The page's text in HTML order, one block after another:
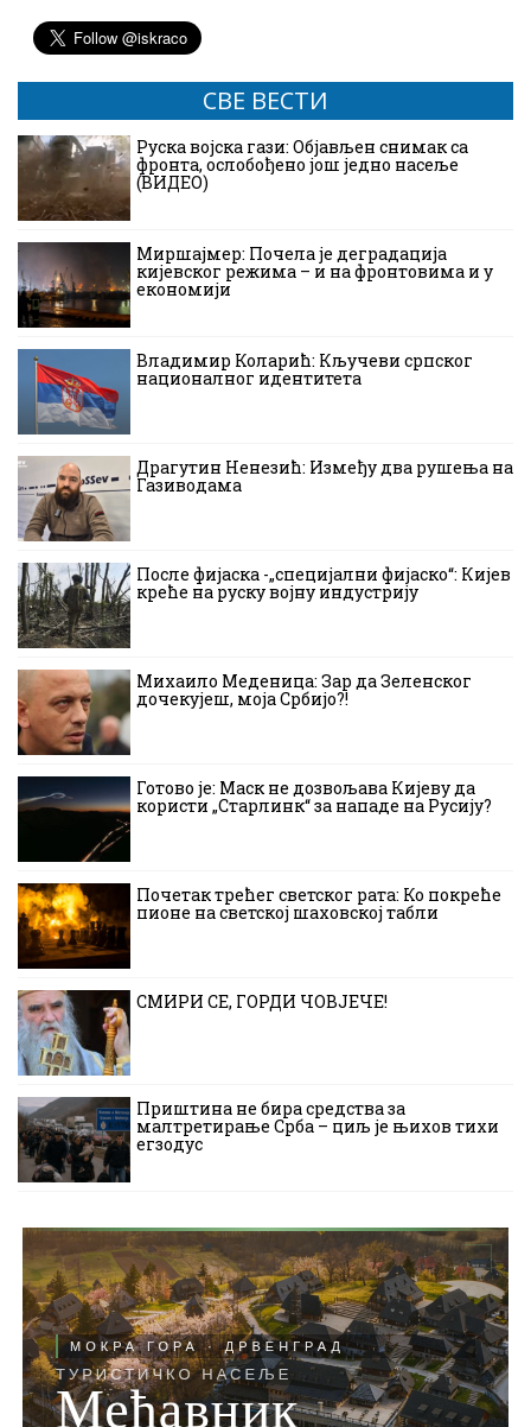
СВЕ ВЕСТИ
Руска војска гази: Објављен снимак са
фронта, ослобођено још једно насеље
(ВИДЕО)
Миршајмер: Почела је деградација
кијевског режима – и на фронтовима и у
економији
Владимир Коларић: Кључеви српског
националног идентитета
Драгутин Ненезић: Између два рушења на
Газиводама
После фијаска -„специјални фијаско“: Кијев
креће на руску војну индустрију
Михаило Меденица: Зар да Зеленског
дочекујеш, моја Србијо?!
Готово је: Маск не дозвољава Кијеву да
користи „Старлинк“ за нападе на Русију?
Почетак трећег светског рата: Ко покреће
пионе на светској шаховској табли
СМИРИ СЕ, ГОРДИ ЧОВЈЕЧЕ!
Приштина не бира средства за
малтретирање Срба – циљ је њихов тихи
егзодус